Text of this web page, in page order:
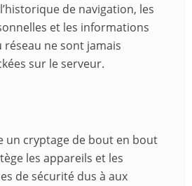
de navigation, les
et les informations
réseau ne sont jamais
sur le serveur.
un cryptage de bout en bout
les appareils et les
de sécurité dus à aux